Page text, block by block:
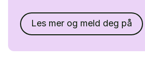
Les mer og meld deg på